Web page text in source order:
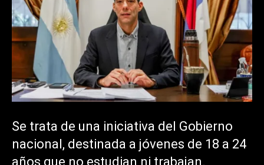
Se trata de una iniciativa del Gobierno
nacional, destinada a jóvenes de 18 a 24
años que no estudian ni trabajan.